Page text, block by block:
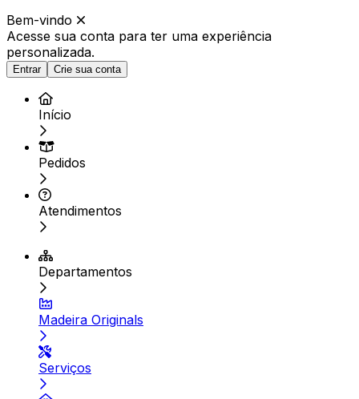
Bem-vindo
Acesse sua conta para ter uma experiência
personalizada.
Entrar Crie sua conta
Início
Pedidos
Atendimentos
Departamentos
Madeira Originals
Serviços